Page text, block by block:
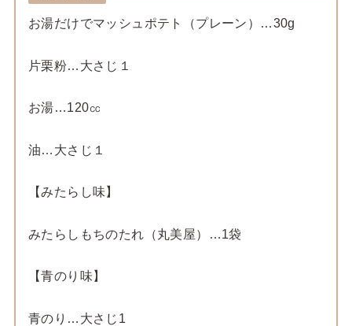
お湯だけでマッシュポテト（プレーン）…30g
片栗粉…大さじ１
お湯…120㏄
油…大さじ１
【みたらし味】
みたらしもちのたれ（丸美屋）…1袋
【青のり味】
青のり…大さじ1